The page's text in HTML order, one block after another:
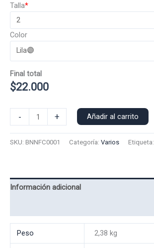
*
Talla
Color
Final total
$22.000
-
Capucha
+ Añadir al carrito
SKU: BNNFC0001 Categoría: Varios Etiqueta:
Información adicional
Peso 2,38 kg